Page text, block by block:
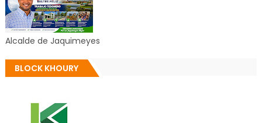
Alcalde de Jaquimeyes
BLOCK KHOURY